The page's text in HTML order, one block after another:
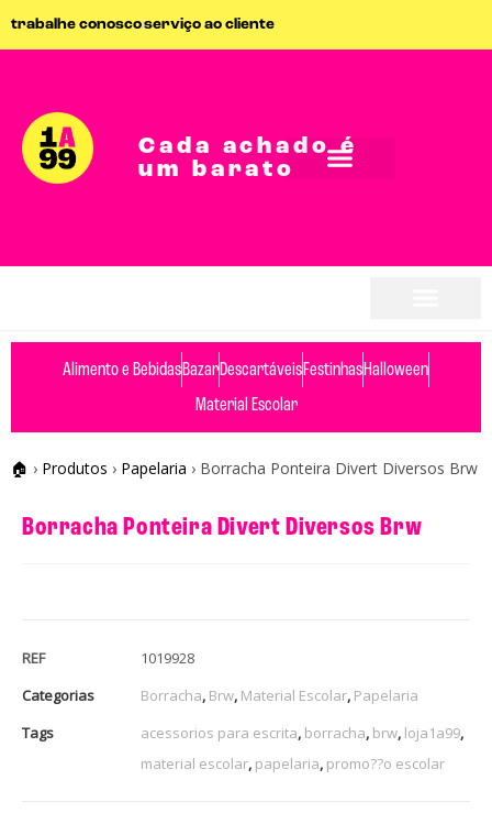
trabalhe conoscoserviço ao cliente
Cada achado é
um barato
Alimento e BebidasBazarDescartáveisFestinhasHalloween
Material Escolar
🏠 › Produtos › Papelaria › Borracha Ponteira Divert Diversos Brw
Borracha Ponteira Divert Diversos Brw
REF
1019928
Categorias
Borracha, Brw, Material Escolar, Papelaria
Tags
acessorios para escrita, borracha, brw, loja1a99,
material escolar, papelaria, promo??o escolar